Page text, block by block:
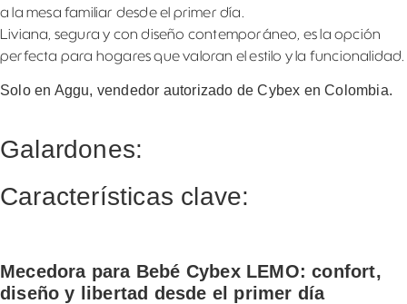
a la mesa familiar desde el primer día.
Liviana, segura y con diseño contemporáneo, es la opción
perfecta para hogares que valoran el estilo y la funcionalidad.
Solo en Aggu, vendedor autorizado de Cybex en Colombia.
Galardones:
Características clave:
Mecedora para Bebé Cybex LEMO: confort,
diseño y libertad desde el primer día